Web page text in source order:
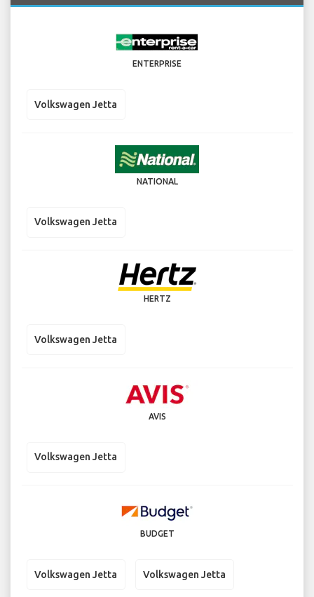
ENTERPRISE
Volkswagen Jetta
NATIONAL
Volkswagen Jetta
HERTZ
Volkswagen Jetta
AVIS
Volkswagen Jetta
BUDGET
Volkswagen Jetta Volkswagen Jetta